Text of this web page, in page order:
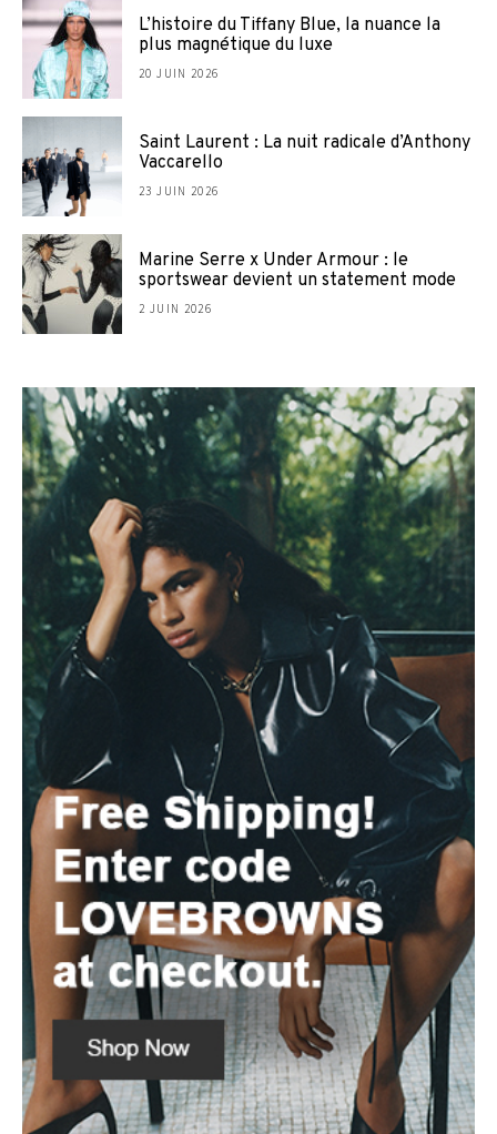
L’histoire du Tiffany Blue, la nuance la
plus magnétique du luxe
20 JUIN 2026
Saint Laurent : La nuit radicale d’Anthony
Vaccarello
23 JUIN 2026
Marine Serre x Under Armour : le
sportswear devient un statement mode
2 JUIN 2026